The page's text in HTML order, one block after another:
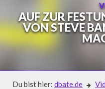
AUF ZUR
VON STEVE
Du bist hier: dbate.de